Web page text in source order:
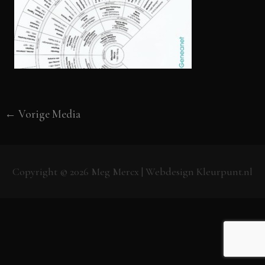
← Vorige Media
Copyright © 2026 Meg Mercx | Webdesign Kleurpunt.nl